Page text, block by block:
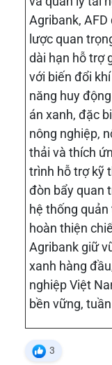
Agribank,
lược quan
dài hạn hỗ trợ
với biến đổi
năng huy
án xanh, đặc
nông nghiệp,
thải và thích
trình hỗ trợ kỹ
đòn bẩy quan
hệ thống
hoàn thiện
Agribank giữ
xanh hàng
nghiệp Việt
bền vững,
3